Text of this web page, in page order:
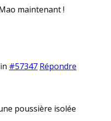
maintenant !
#57347 Répondre
poussière isolée